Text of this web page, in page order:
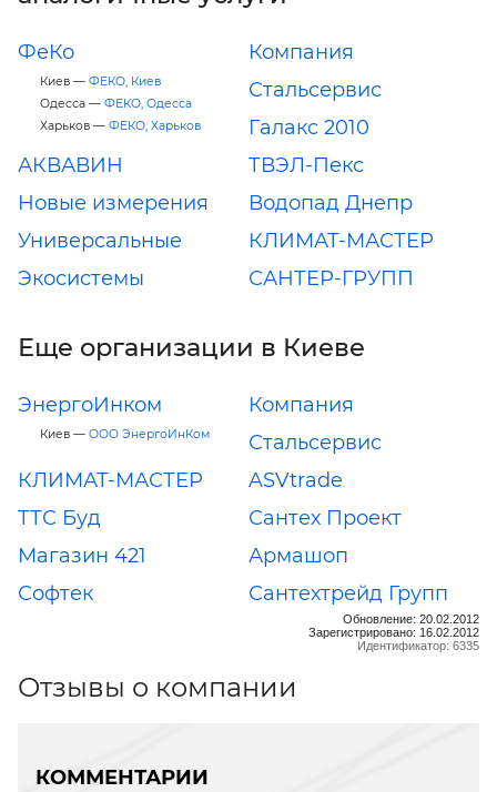
ФеКо
Киев — ФЕКО, Киев
Одесса — ФЕКО, Одесса
Харьков — ФЕКО, Харьков
Компания
Стальсервис
Галакс 2010
АКВАВИН
ТВЭЛ-Пекс
Новые измерения
Водопад Днепр
Универсальные
Экосистемы
КЛИМАТ-МАСТЕР
САНТЕР-ГРУПП
Еще организации в Киеве
ЭнергоИнком
Киев — ООО ЭнергоИнКом
Компания
Стальсервис
КЛИМАТ-МАСТЕР
ASVtrade
ТТС Буд
Сантех Проект
Магазин 421
Армашоп
Софтек
Сантехтрейд Групп
Обновление: 20.02.2012
Зарегистрировано: 16.02.2012
Идентификатор: 6335
Отзывы о компании
КОММЕНТАРИИ